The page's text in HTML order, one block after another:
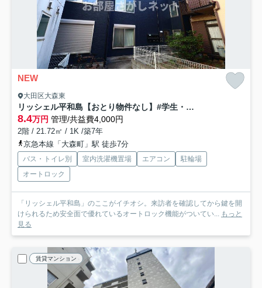
NEW
大田区大森東
リッシェル平和島【おとり物件なし】#学生・社会人にオススメ！初期費用分割払いOK！
8.4万円 管理/共益費4,000円
2階 / 21.72㎡ / 1K /築7年
京急本線「大森町」駅 徒歩7分
バス・トイレ別 室内洗濯機置場 エアコン
駐輪場
オートロック
「リッシェル平和島」のここがイチオシ。来訪者を確認してから鍵を開
けられるため安全面で優れているオートロック機能がついてい... もっと
見る
賃貸マンション